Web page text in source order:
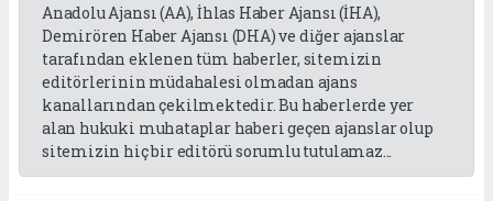
Anadolu Ajansı (AA), İhlas Haber Ajansı (İHA),
Demirören Haber Ajansı (DHA) ve diğer ajanslar
tarafından eklenen tüm haberler, sitemizin
editörlerinin müdahalesi olmadan ajans
kanallarından çekilmektedir. Bu haberlerde yer
alan hukuki muhataplar haberi geçen ajanslar olup
sitemizin hiç bir editörü sorumlu tutulamaz...